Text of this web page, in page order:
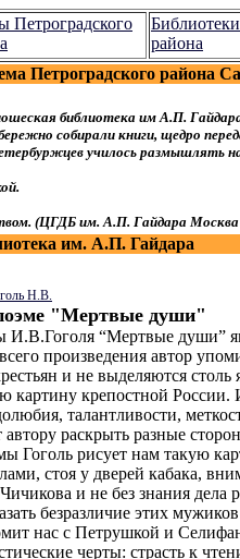
Петроградского
района
библиотека им А.П.
собирали книги, щедро
училось размышлять
(ЦГДБ им. А.П. Гайдара Москва
Петроградского района
Н.В.
"Мертвые души"
“Мертвые души”
произведения автор
и не выделяются столь
картину крепостной
талантливости,
раскрыть разные
Гоголь рисует нам такую
стоя у дверей кабака,
и не без знания
безразличие этих
нас с Петрушкой и
черты: страсть к
им. А.П. Гайдара